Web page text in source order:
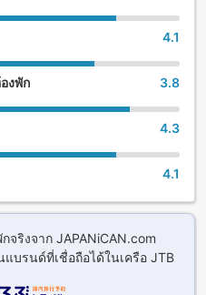
4.1
งพัก 3.8
4.3
4.1
จริงจาก JAPANiCAN.com
แบรนด์ที่เชื่อถือได้ในเครือ JTB